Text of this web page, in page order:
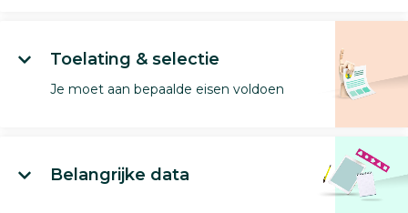
Toelating & selectie
Je moet aan bepaalde eisen voldoen
Belangrijke data